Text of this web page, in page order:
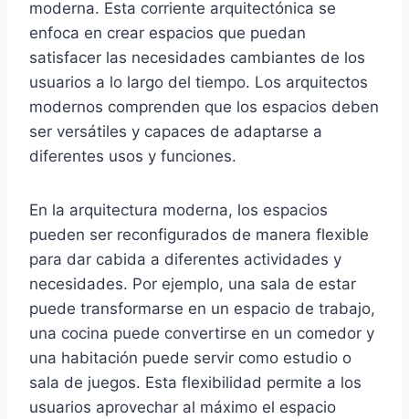
moderna. Esta corriente arquitectónica se
enfoca en crear espacios que puedan
satisfacer las necesidades cambiantes de los
usuarios a lo largo del tiempo. Los arquitectos
modernos comprenden que los espacios deben
ser versátiles y capaces de adaptarse a
diferentes usos y funciones.
En la arquitectura moderna, los espacios
pueden ser reconfigurados de manera flexible
para dar cabida a diferentes actividades y
necesidades. Por ejemplo, una sala de estar
puede transformarse en un espacio de trabajo,
una cocina puede convertirse en un comedor y
una habitación puede servir como estudio o
sala de juegos. Esta flexibilidad permite a los
usuarios aprovechar al máximo el espacio